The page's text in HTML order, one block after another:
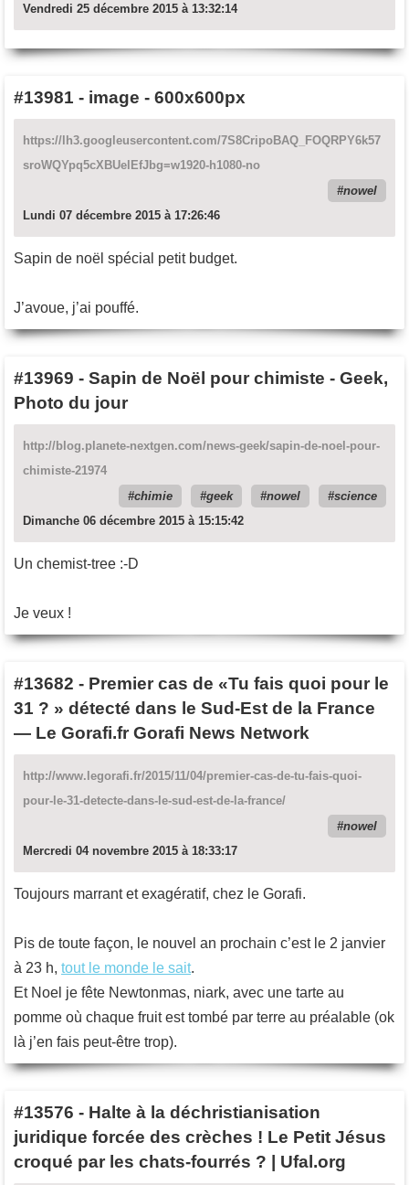
Vendredi 25 décembre 2015 à 13:32:14
#13981 - image - 600x600px
https://lh3.googleusercontent.com/7S8CripoBAQ_FOQRPY6k57
sroWQYpq5cXBUelEfJbg=w1920-h1080-no
nowel
Lundi 07 décembre 2015 à 17:26:46
Sapin de noël spécial petit budget.
J’avoue, j’ai pouffé.
#13969 - Sapin de Noël pour chimiste - Geek,
Photo du jour
http://blog.planete-nextgen.com/news-geek/sapin-de-noel-pour-
chimiste-21974
chimie
geek nowel
science
Dimanche 06 décembre 2015 à 15:15:42
Un chemist-tree :-D
Je veux !
#13682 - Premier cas de «Tu fais quoi pour le
31 ? » détecté dans le Sud-Est de la France
— Le Gorafi.fr Gorafi News Network
http://www.legorafi.fr/2015/11/04/premier-cas-de-tu-fais-quoi-
pour-le-31-detecte-dans-le-sud-est-de-la-france/
nowel
Mercredi 04 novembre 2015 à 18:33:17
Toujours marrant et exagératif, chez le Gorafi.
Pis de toute façon, le nouvel an prochain c’est le 2 janvier
à 23 h, tout le monde le sait.
Et Noel je fête Newtonmas, niark, avec une tarte au
pomme où chaque fruit est tombé par terre au préalable (ok
là j’en fais peut-être trop).
#13576 - Halte à la déchristianisation
juridique forcée des crèches ! Le Petit Jésus
croqué par les chats-fourrés ? | Ufal.org